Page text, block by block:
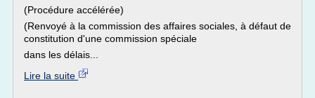
(Procédure accélérée)
(Renvoyé à la commission des affaires sociales, à défaut de
constitution d'une commission spéciale
dans les délais...
Lire la suite